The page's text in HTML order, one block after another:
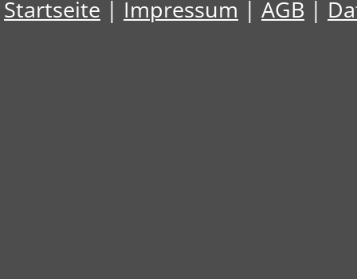
Startseite | Impressum | AGB |